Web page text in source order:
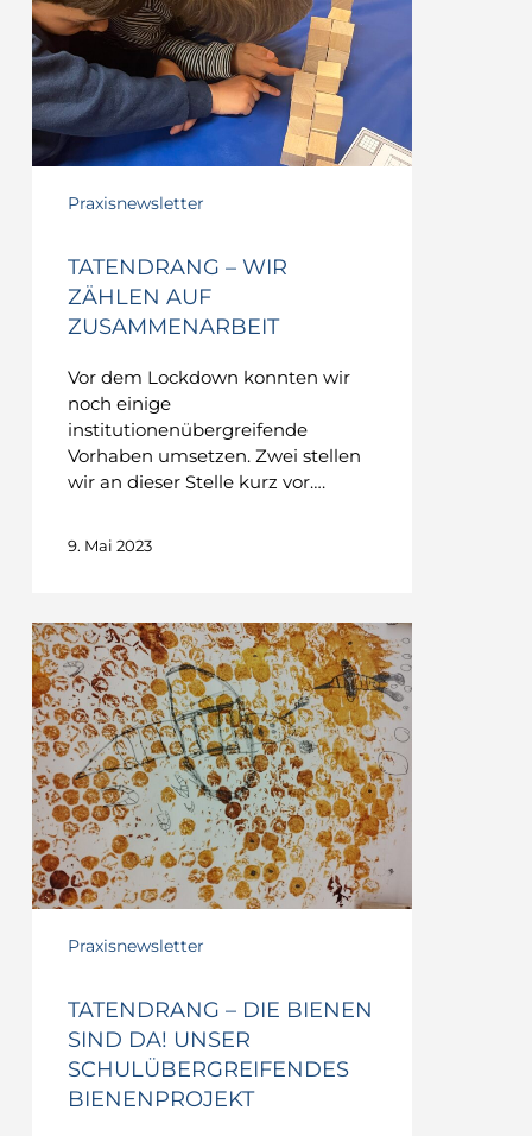
Zusammenarbeit
Praxisnewsletter
TATENDRANG – WIR
ZÄHLEN AUF
ZUSAMMENARBEIT
Vor dem Lockdown konnten wir
noch einige
institutionenübergreifende
Vorhaben umsetzen. Zwei stellen
wir an dieser Stelle kurz vor….
9. Mai 2023
TATENDRANG
–
Die
Bienen
sind
da!
Unser
schulübergreifendes
Bienenprojekt
Praxisnewsletter
TATENDRANG – DIE BIENEN
SIND DA! UNSER
SCHULÜBERGREIFENDES
BIENENPROJEKT